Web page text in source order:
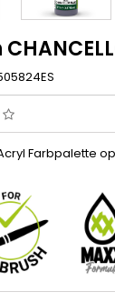
Farbpalette